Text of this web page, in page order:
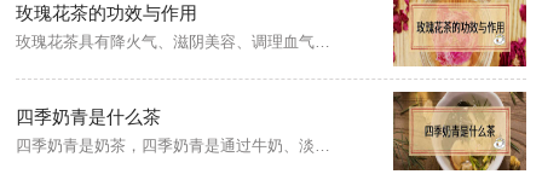
玫瑰花茶的功效与作用
四季奶青是什么茶